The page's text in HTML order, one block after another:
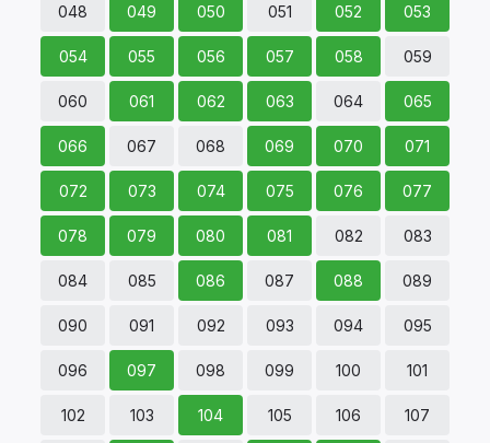
048 049 050 051 052 053
054 055 056 057 058 059
060 061 062 063 064 065
066 067 068 069 070 071
072 073 074 075 076 077
078 079 080 081 082 083
084 085 086 087 088 089
090 091 092 093 094 095
096 097 098 099 100 101
102 103 104 105 106 107